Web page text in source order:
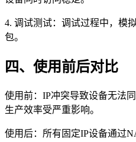
4. 调试测试：调试过程中，模
包。
四、使用前后对比
使用前：IP冲突导致设备无法
生产效率受严重影响。
使用后：所有固定IP设备通过